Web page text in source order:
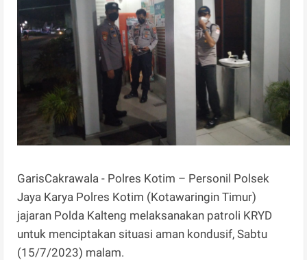
GarisCakrawala - Polres Kotim – Personil Polsek
Jaya Karya Polres Kotim (Kotawaringin Timur)
jajaran Polda Kalteng melaksanakan patroli KRYD
untuk menciptakan situasi aman kondusif, Sabtu
(15/7/2023) malam.